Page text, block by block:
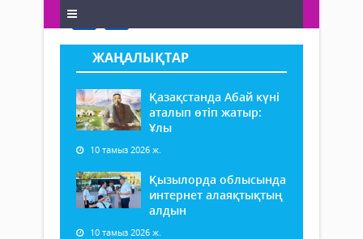
ЖАҢАЛЫҚТАР
Қазақстанда Абай күні
аталып өтіп жатыр:
Ұлы
10 тамыз 2026 ж.
Қызылорда облысында
интернет алаяқтықтың
алдын
10 тамыз 2026 ж.